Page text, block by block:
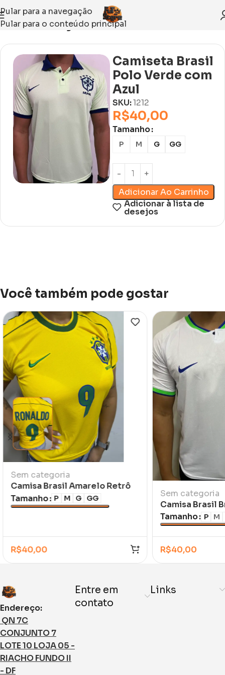
Pular para a navegação
Pular para o conteúdo principal
Início Sem categoria
Camiseta Brasil
Polo Verde com
Azul
SKU:1212
R$40,00
Tamanho
P M G GG
Adicionar Ao Carrinho
Adicionar à lista de
desejos
Você também pode gostar
Sem categoria
Camisa Brasil Amarelo Retrô
Ronaldo 1998/99 Feminina /
Infantil
Tamanho P M G GG
R$40,00
Sem categoria
Camisa Brasil
Tamanho
P M
R$40,00
Endereço:
QN 7C
CONJUNTO 7
LOTE 10 LOJA 05 -
RIACHO FUNDO II
- DF
Entre em
contato
Links